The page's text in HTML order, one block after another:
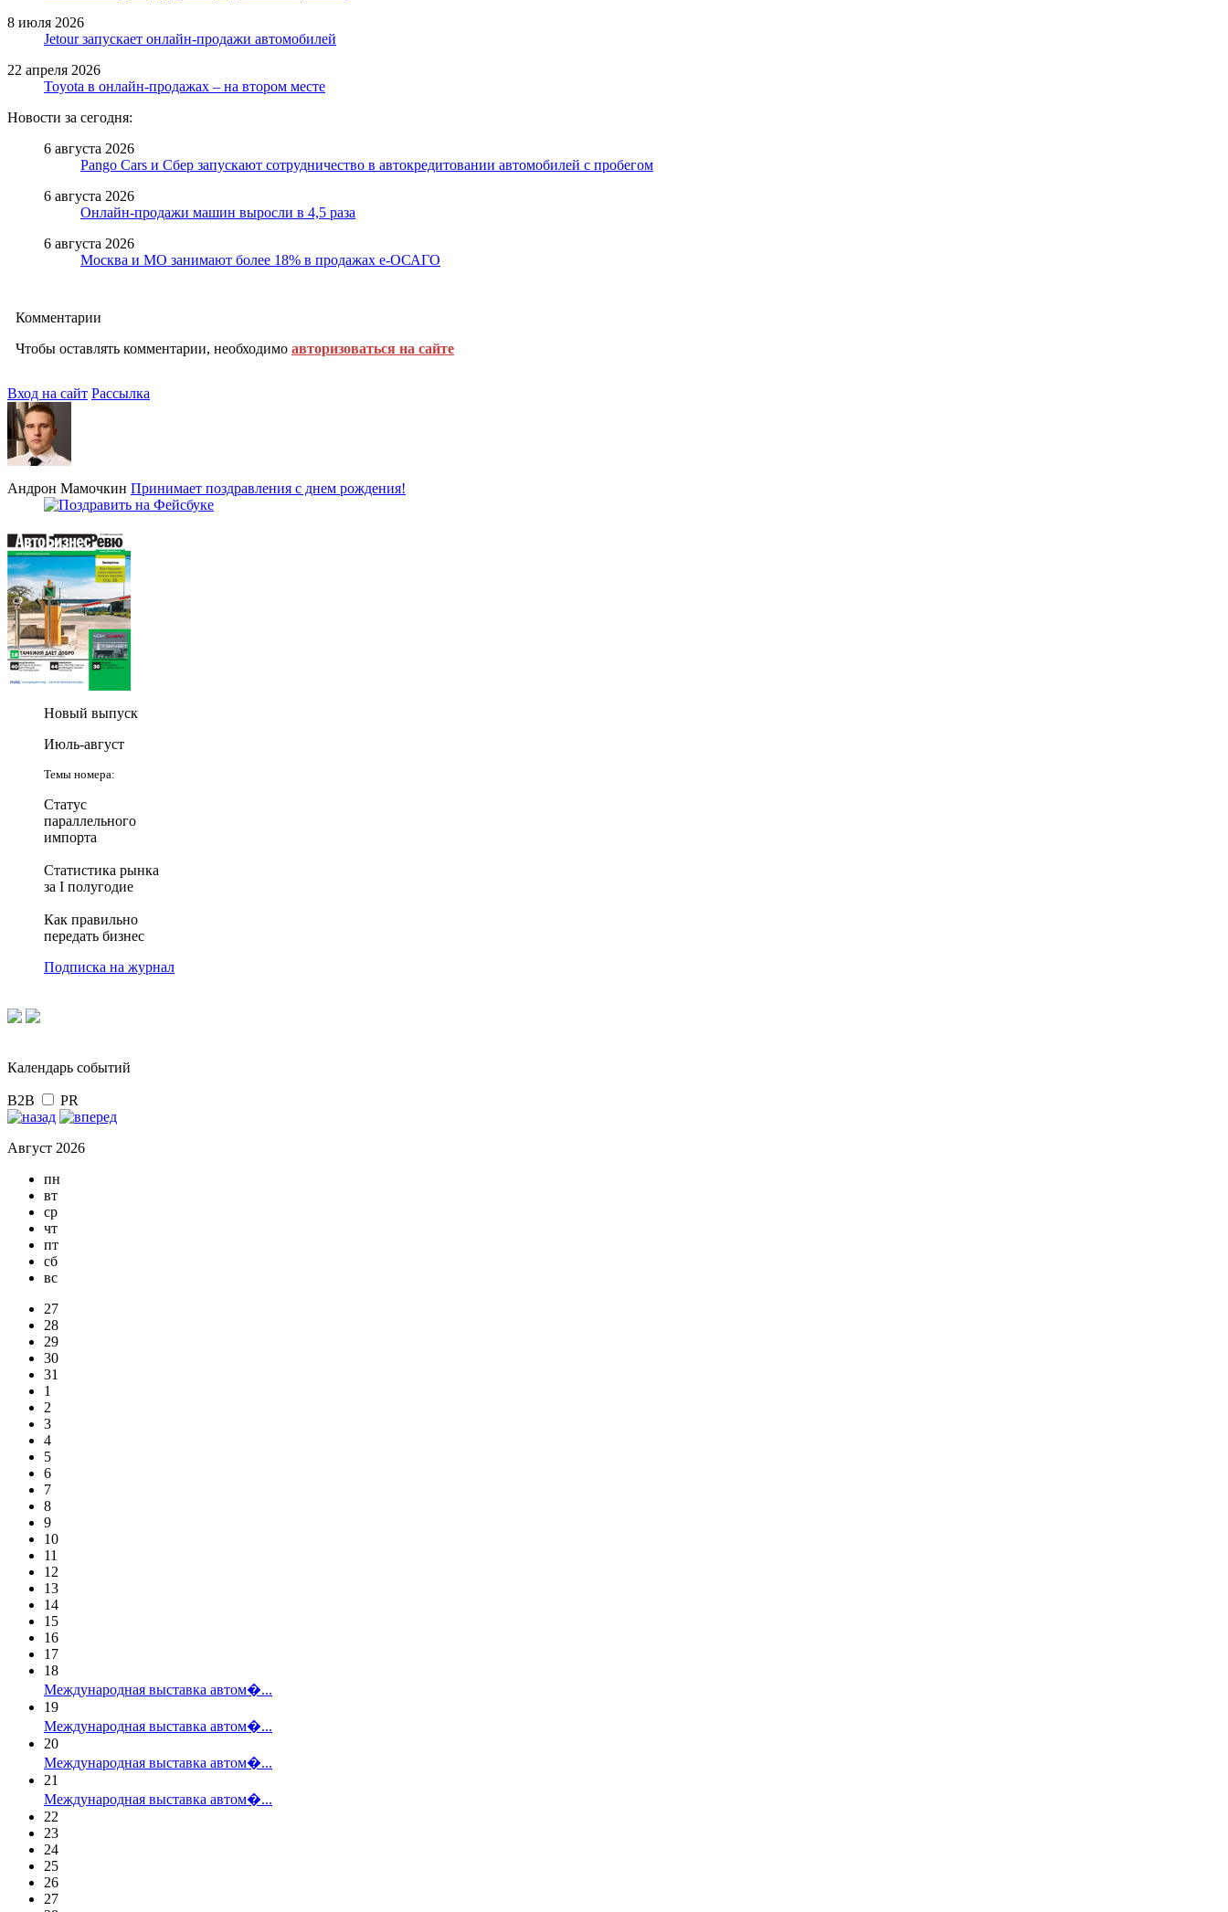
8 июля 2026
Jetour запускает онлайн-продажи автомобилей
22 апреля 2026
Toyota в онлайн-продажах – на втором месте
Новости за сегодня:
6 августа 2026
Pango Cars и Сбер запускают сотрудничество в автокредитовании автомобилей с пробегом
6 августа 2026
Онлайн-продажи машин выросли в 4,5 раза
6 августа 2026
Москва и МО занимают более 18% в продажах е-ОСАГО
Комментарии
Чтобы оставлять комментарии, необходимо авторизоваться на сайте
Вход на сайт Рассылка
Андрон Мамочкин Принимает поздравления с днем рождения!
Новый выпуск
Июль-август
Темы номера:
Статус
параллельного
импорта
Статистика рынка
за I полугодие
Как правильно
передать бизнес
Подписка на журнал
Календарь событий
B2B PR
Август 2026
пн
вт
ср
чт
пт
сб
вс
27
28
29
30
31
1
2
3
4
5
6
7
8
9
10
11
12
13
14
15
16
17
18
Международная выставка автом�...
19
Международная выставка автом�...
20
Международная выставка автом�...
21
Международная выставка автом�...
22
23
24
25
26
27